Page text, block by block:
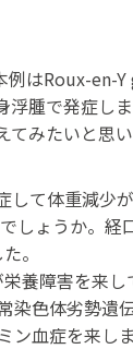
例はRoux-
浮腫で発症
みたいと思い
して体重減少
しょうか。
。
障害を来
色体劣勢
血症を来